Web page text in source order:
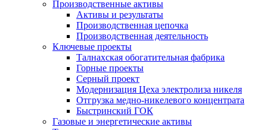
Производственные активы
Активы и результаты
Производственная цепочка
Производственная деятельность
Ключевые проекты
Талнахская обогатительная фабрика
Горные проекты
Серный проект
Модернизация Цеха электролиза никеля
Отгрузка медно-никелевого концентрата
Быстринский ГОК
Газовые и энергетические активы